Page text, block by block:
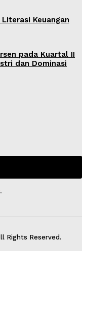
Keuangan
pada Kuartal II
dan Dominasi
.
Rights Reserved.